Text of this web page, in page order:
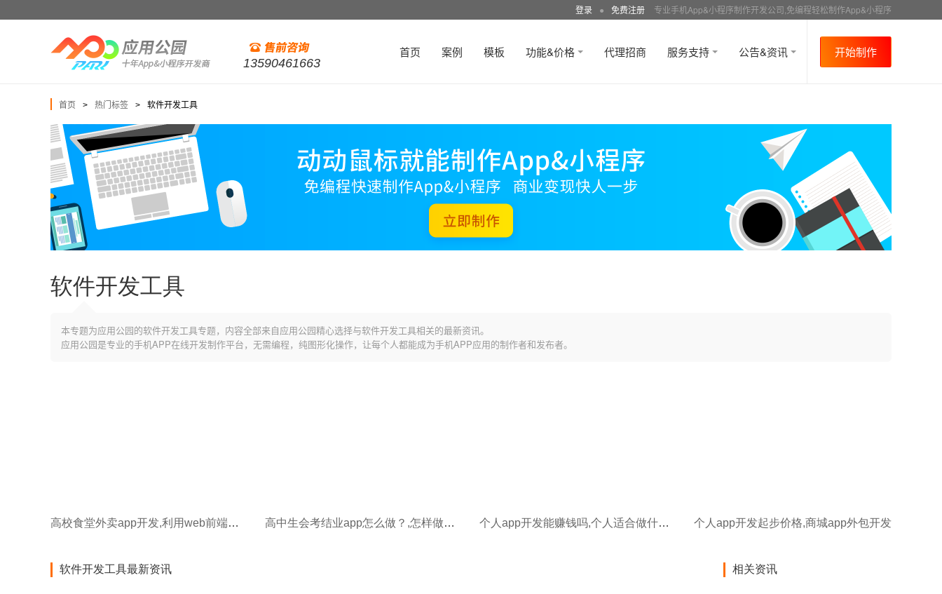
登录 ● 免费注册 专业手机App&小程序制作开发公司,免编程轻松制作App&小程序
13590461663
首页 案例 模板 功能&价格 代理招商 服务支持 公告&资讯 开始制作
首页 > 热门标签 > 软件开发工具
软件开发工具
本专题为应用公园的软件开发工具专题，内容全部来自应用公园精心选择与软件开发工具相关的最新资讯。
应用公园是专业的手机APP在线开发制作平台，无需编程，纯图形化操作，让每个人都能成为手机APP应用的制作者和发布者。
高校食堂外卖app开发,利用web前端开发外卖app的好处 高中生会考结业app怎么做？,怎样做一个app软件 个人app开发能赚钱吗,个人适合做什么APP赚钱 个人app开发起步价格,商城app外包开发
软件开发工具最新资讯 相关资讯